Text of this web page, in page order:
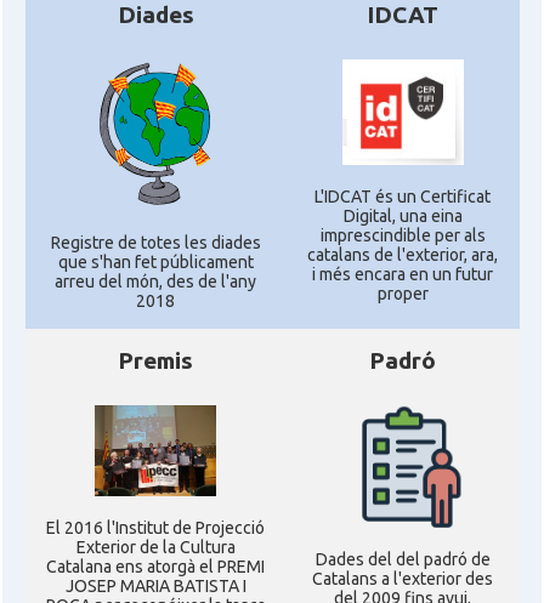
Diades
Registre de totes les diades
que s'han fet públicament
arreu del món, des de l'any
2018
IDCAT
L'IDCAT és un Certificat
Digital, una eina
imprescindible per als
catalans de l'exterior, ara,
i més encara en un futur
proper
Premis
El 2016 l'Institut de Projecció
Exterior de la Cultura
Catalana ens atorgà el PREMI
JOSEP MARIA BATISTA I
Padró
Dades del del padró de
Catalans a l'exterior des
del 2009 fins avui,